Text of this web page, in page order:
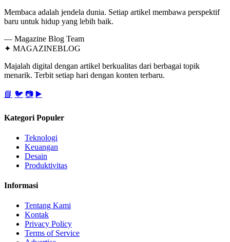
Membaca adalah jendela dunia. Setiap artikel membawa perspektif
baru untuk hidup yang lebih baik.
— Magazine Blog Team
✦ MAGAZINEBLOG
Majalah digital dengan artikel berkualitas dari berbagai topik
menarik. Terbit setiap hari dengan konten terbaru.
📘 🐦 📷 ▶️
Kategori Populer
Teknologi
Keuangan
Desain
Produktivitas
Informasi
Tentang Kami
Kontak
Privacy Policy
Terms of Service